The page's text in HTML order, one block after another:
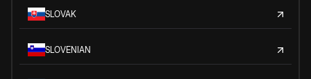
SLOVAK
SLOVENIAN